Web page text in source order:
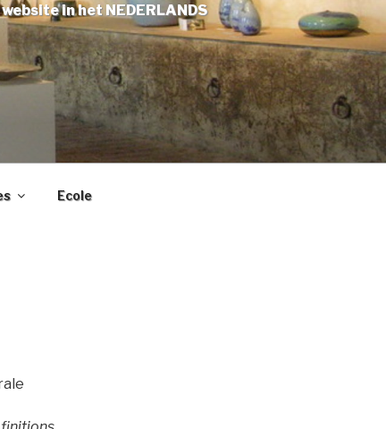
website in het NEDERLANDS
Ecole